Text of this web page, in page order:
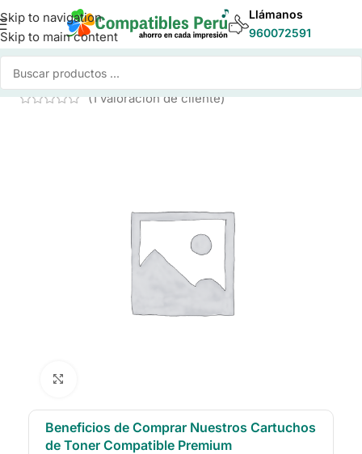
Skip to navigation
Skip to main content
Llámanos
960072591
Inicio/Tinta para Impresoras/Tinta Compatible Brother
(1valoración de cliente)
Beneficios de Comprar Nuestros Cartuchos
de Toner Compatible Premium